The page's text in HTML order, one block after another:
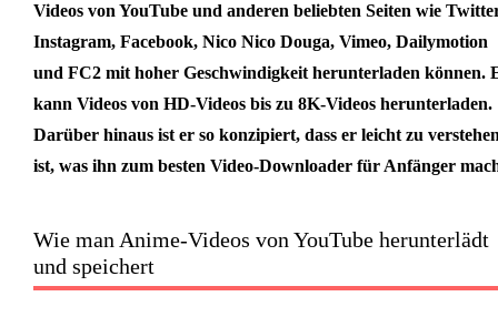
Videos von YouTube und anderen beliebten Seiten wie
Instagram, Facebook, Nico Nico Douga, Vimeo, Dailymotion
und FC2 mit hoher Geschwindigkeit herunterladen können.
kann Videos von HD-Videos bis zu 8K-Videos herunterladen.
Darüber hinaus ist er so konzipiert, dass er leicht zu
ist, was ihn zum besten Video-Downloader für Anfänger
Wie man Anime-Videos von YouTube herunterlädt
und speichert